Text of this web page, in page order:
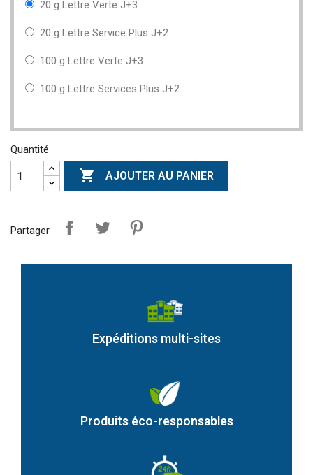
20 g Lettre Verte J+3
20 g Lettre Service Plus J+2
100 g Lettre Verte J+3
100 g Lettre Services Plus J+2
Quantité
 AJOUTER AU PANIER
Partager
Expéditions multi-sites
Produits éco-responsables